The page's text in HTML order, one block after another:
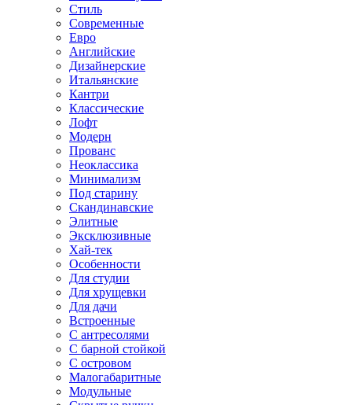
Стиль
Современные
Евро
Английские
Дизайнерские
Итальянские
Кантри
Классические
Лофт
Модерн
Прованс
Неоклассика
Минимализм
Под старину
Скандинавские
Элитные
Эксклюзивные
Хай-тек
Особенности
Для студии
Для хрущевки
Для дачи
Встроенные
С антресолями
С барной стойкой
С островом
Малогабаритные
Модульные